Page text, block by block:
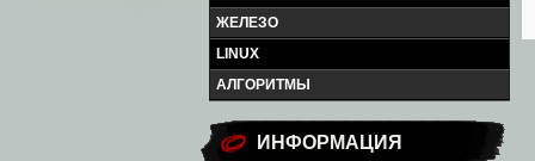
ЖЕЛЕЗО
LINUX
АЛГОРИТМЫ
ИНФОРМАЦИЯ